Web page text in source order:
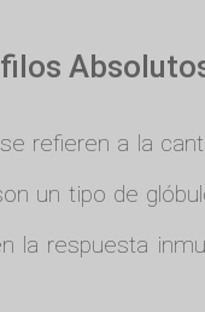
se refieren a la
un tipo de
la respuesta